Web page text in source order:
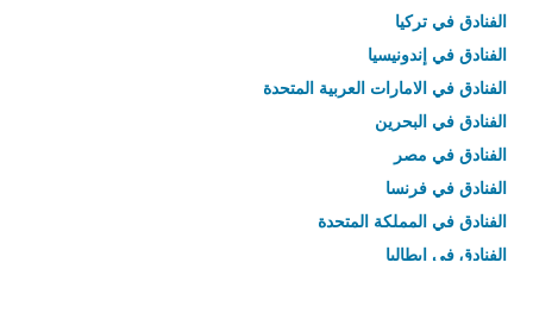
الفنادق في تركيا
الفنادق في إندونيسيا
الفنادق في الامارات العربية المتحدة
الفنادق في البحرين
الفنادق في مصر
الفنادق في فرنسا
الفنادق في المملكة المتحدة
الفنادق في إيطاليا